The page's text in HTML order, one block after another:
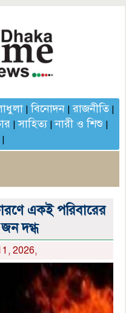
|বিনোদন|রাজনীতি|
|সাহিত্য|নারী ও শিশু |
একই পরিবারের
দগ্ধ
2026,